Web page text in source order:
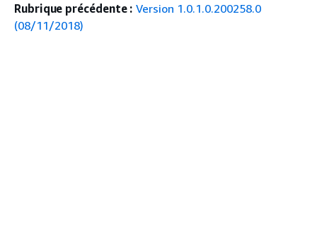
Rubrique précédente : Version 1.0.1.0.200258.0
(08/11/2018)